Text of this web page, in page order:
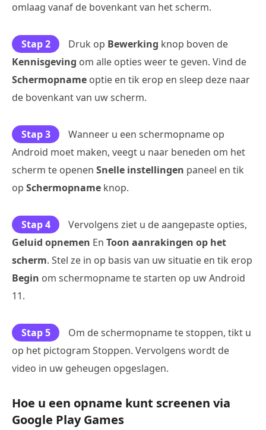
omlaag vanaf de bovenkant van het scherm.
Stap 2 Druk op Bewerking knop boven de
Kennisgeving om alle opties weer te geven. Vind de
Schermopname optie en tik erop en sleep deze naar
de bovenkant van uw scherm.
Stap 3
Wanneer u een schermopname op
Android moet maken, veegt u naar beneden om het
scherm te openen Snelle instellingen paneel en tik
op Schermopname knop.
Stap 4
Vervolgens ziet u de aangepaste opties,
Geluid opnemen En Toon aanrakingen op het
scherm. Stel ze in op basis van uw situatie en tik erop
Begin om schermopname te starten op uw Android
11.
Stap 5
Om de schermopname te stoppen, tikt u
op het pictogram Stoppen. Vervolgens wordt de
video in uw geheugen opgeslagen.
Hoe u een opname kunt screenen via
Google Play Games